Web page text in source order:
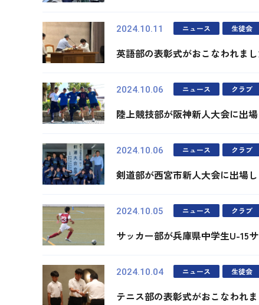
2024.10.11 ニュース 生徒会
英語部の表彰式がおこなわれまし
2024.10.06 ニュース クラブ
陸上競技部が阪神新人大会に出場
2024.10.06 ニュース クラブ
剣道部が西宮市新人大会に出場し
2024.10.05 ニュース クラブ
サッカー部が兵庫県中学生U-15
2024.10.04 ニュース 生徒会
テニス部の表彰式がおこなわれま